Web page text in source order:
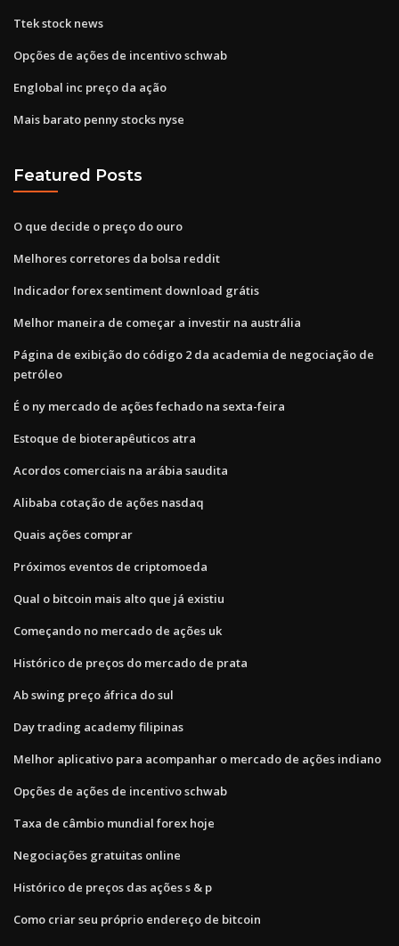
Ttek stock news
Opções de ações de incentivo schwab
Englobal inc preço da ação
Mais barato penny stocks nyse
Featured Posts
O que decide o preço do ouro
Melhores corretores da bolsa reddit
Indicador forex sentiment download grátis
Melhor maneira de começar a investir na austrália
Página de exibição do código 2 da academia de negociação de
petróleo
É o ny mercado de ações fechado na sexta-feira
Estoque de bioterapêuticos atra
Acordos comerciais na arábia saudita
Alibaba cotação de ações nasdaq
Quais ações comprar
Próximos eventos de criptomoeda
Qual o bitcoin mais alto que já existiu
Começando no mercado de ações uk
Histórico de preços do mercado de prata
Ab swing preço áfrica do sul
Day trading academy filipinas
Melhor aplicativo para acompanhar o mercado de ações indiano
Opções de ações de incentivo schwab
Taxa de câmbio mundial forex hoje
Negociações gratuitas online
Histórico de preços das ações s & p
Como criar seu próprio endereço de bitcoin